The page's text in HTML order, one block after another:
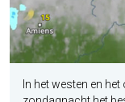
In het westen en